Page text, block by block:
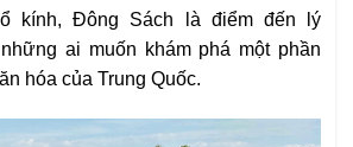
kính, Đông Sách là điểm đến lý
ai muốn khám phá một phần
hóa của Trung Quốc.